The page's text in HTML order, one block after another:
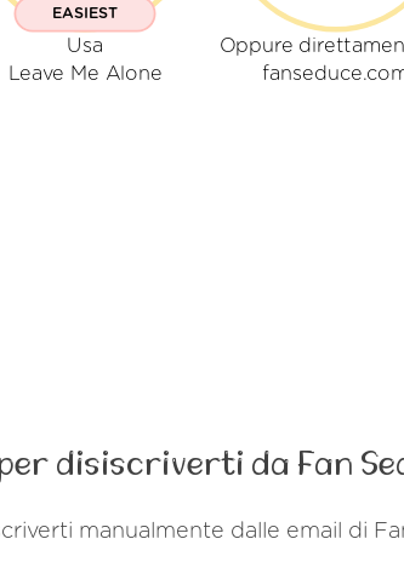
EASIEST
Usa
Leave Me Alone
Oppure
disiscriverti da Fan
manualmente dalle email di